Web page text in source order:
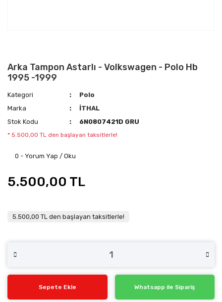
Arka Tampon Astarlı - Volkswagen - Polo Hb
1995 -1999
Kategori
Polo
Marka
İTHAL
Stok Kodu
6N0807421D GRU
* 5.500,00 TL den başlayan taksitlerle!
0 - Yorum Yap / Oku
5.500,00 TL
5.500,00 TL den başlayan taksitlerle!
Sepete Ekle Whatsapp ile Sipariş